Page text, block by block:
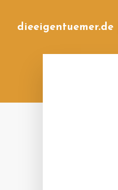
dieeigentuemer.de